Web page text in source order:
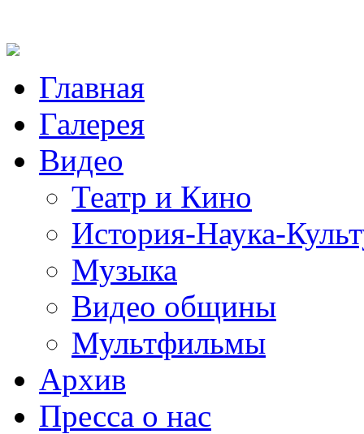
Главная
Галерея
Видео
Театр и Кино
История-Наука-
Музыка
Видео общины
Мультфильмы
Архив
Пресса о нас